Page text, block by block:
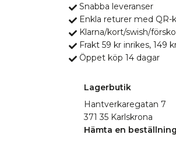
Snabba leveranser
Enkla returer med QR-
Klarna/kort/swish/
Frakt 59 kr inrikes, 149
Öppet köp 14 dagar
Lagerbutik
Hantverkaregatan 7
371 35 Karlskrona
Hämta en beställning